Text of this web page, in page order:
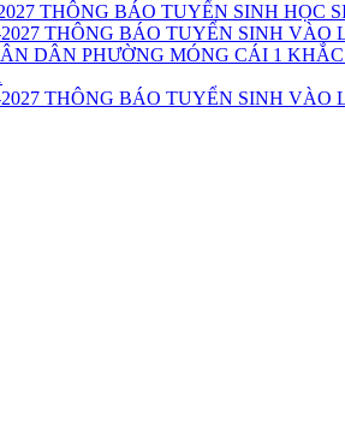
THÔNG BÁO TUYỂN SINH HỌC
THÔNG BÁO TUYỂN SINH VÀO
THÔNG BÁO TUYỂN SINH VÀO